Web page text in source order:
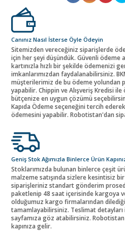
Canınız Nasıl İsterse Öyle Ödeyin
Sitemizden vereceğiniz siparişlerde
için her şeyi düşündük. Güvenli ödeme
kartınızla hızlı bir şekilde ödemenizi
imkanlarımızdan faydalanabilirsiniz.
müşterilerimiz de bu ödeme yolundan
yapabilir. Chippin ve Alışveriş Kredisi
bütçenize en uygun çözümü
Kapıda Ödeme seçeneğini tercih
ödemesini yapabilir. Robotistan'dan
Geniş Stok Ağımızla Binlerce Ürün
Stoklarımızda bulunan binlerce çeşit
malzeme satışında sizlere kesintisiz
siparişleriniz standart gönderim
paketlenip 48 saat içerisinde kargoya
olduğumuz kargo firmalarından
tamamlayabilirsiniz. Teslimat
sayfamıza göz atabilirsiniz.
kapınıza gelir.